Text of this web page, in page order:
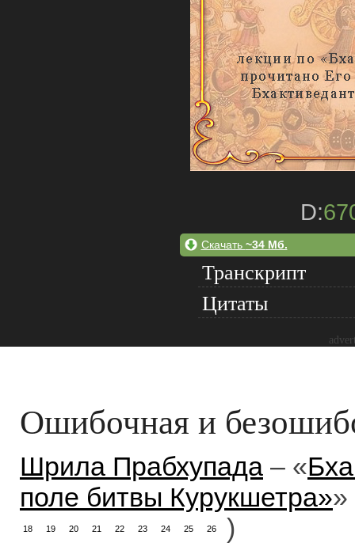
D:
Скачать ~34 Мб.
Транскрипт
Цитаты
Ошибочная и
Шрила Прабхупада – «
поле битвы Курукшетра»
18 19 20 21 22 23 24 25 26
)